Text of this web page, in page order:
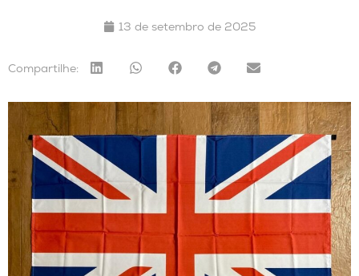
13 de setembro de 2025
Compartilhe: